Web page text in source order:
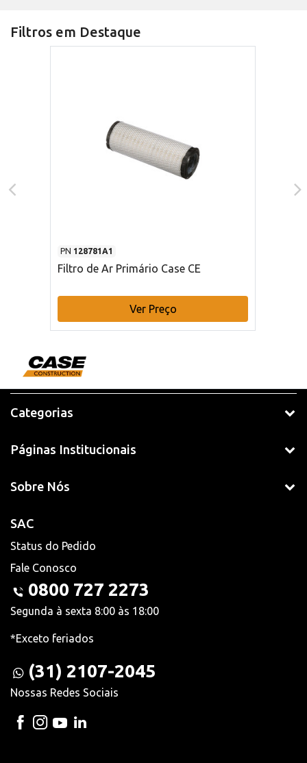
Filtros em Destaque
PN 128781A1
Filtro de Ar Primário Case CE
Ver Preço
Categorias
Páginas Institucionais
Sobre Nós
SAC
Status do Pedido
Fale Conosco
0800 727 2273
Segunda à sexta 8:00 às 18:00
*Exceto feriados
(31) 2107-2045
Nossas Redes Sociais